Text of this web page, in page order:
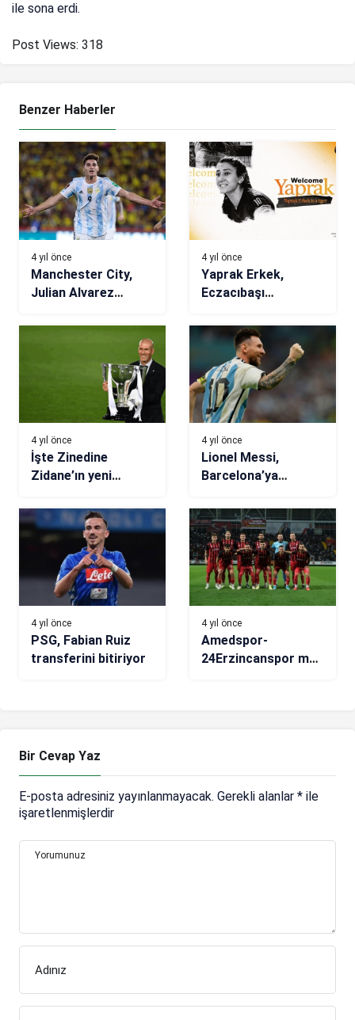
ile sona erdi.
Post Views: 318
Benzer Haberler
4 yıl önce
Manchester City,
Julian Alvarez
4 yıl önce
Yaprak Erkek,
Eczacıbaşı
4 yıl önce
İşte Zinedine
Zidane’ın yeni
4 yıl önce
Lionel Messi,
Barcelona’ya
4 yıl önce
PSG, Fabian Ruiz
transferini bitiriyor
4 yıl önce
Amedspor-
24Erzincanspor maç
Bir Cevap Yaz
E-posta adresiniz yayınlanmayacak. Gerekli alanlar * ile
işaretlenmişlerdir
Yorumunuz
Adınız